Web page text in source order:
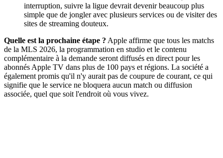
interruption, suivre la ligue devrait devenir beaucoup plus
simple que de jongler avec plusieurs services ou de visiter des
sites de streaming douteux.
Quelle est la prochaine étape ? Apple affirme que tous les matchs
de la MLS 2026, la programmation en studio et le contenu
complémentaire à la demande seront diffusés en direct pour les
abonnés Apple TV dans plus de 100 pays et régions. La société a
également promis qu'il n'y aurait pas de coupure de courant, ce qui
signifie que le service ne bloquera aucun match ou diffusion
associée, quel que soit l'endroit où vous vivez.